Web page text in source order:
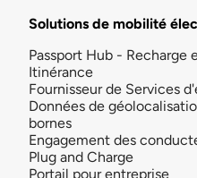
Solutions de mobilité
Passport Hub - Recharge
Itinérance
Fournisseur de Services
Données de
bornes
Engagement des
Plug and Charge
Portail pour entreprise